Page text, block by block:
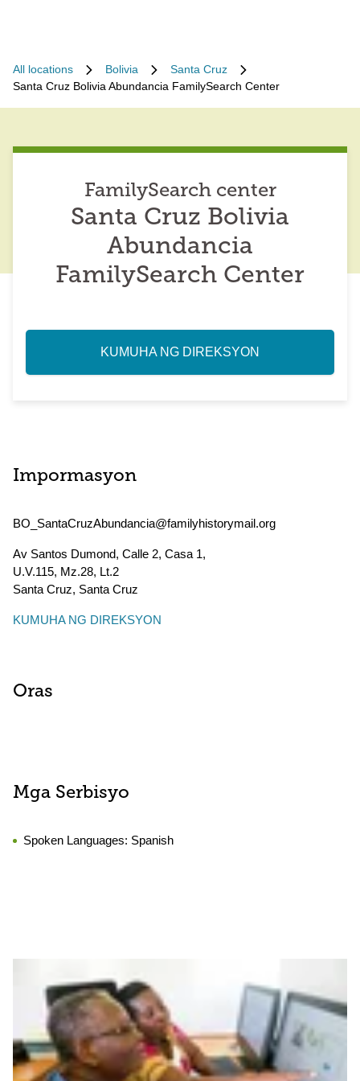
All locations Bolivia
Santa Cruz
Santa Cruz Bolivia Abundancia FamilySearch Center
FamilySearch center
Santa Cruz Bolivia
Abundancia
FamilySearch Center
KUMUHA NG DIREKSYON
Impormasyon
BO_SantaCruzAbundancia@familyhistorymail.org
Av Santos Dumond, Calle 2, Casa 1,
U.V.115, Mz.28, Lt.2
Santa Cruz, Santa Cruz
KUMUHA NG DIREKSYON
Oras
Mga Serbisyo
Spoken Languages: Spanish